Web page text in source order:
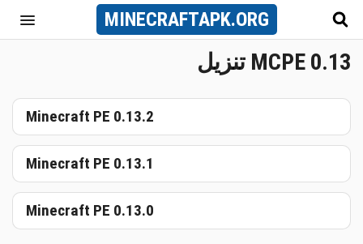
MINECRAFTAPK.ORG
تنزيل MCPE 0.13
Minecraft PE 0.13.2
Minecraft PE 0.13.1
Minecraft PE 0.13.0